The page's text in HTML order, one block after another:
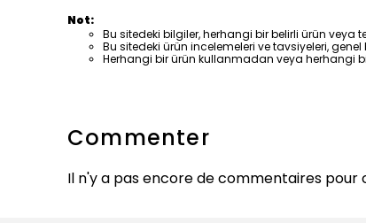
Not:
Bu sitedeki bilgiler, herhangi bir belirli ürün veya
Bu sitedeki ürün incelemeleri ve tavsiyeleri,
Herhangi bir ürün kullanmadan veya herhangi
Commenter
Il n'y a pas encore de commentaires pour